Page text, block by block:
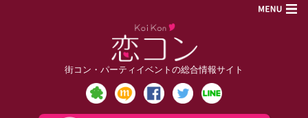
街コン・パーティイベントの総合情報サイト